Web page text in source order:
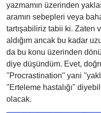
yazmamın üzerinden
aramın sebepleri veya
tartışabiliriz tabii ki. Zaten
aldığım ancak bu kadar
da bu konu üzerinden
diye düşündüm. Evet,
''Procrastination'' yani
''Erteleme hastalığı''
olacak.